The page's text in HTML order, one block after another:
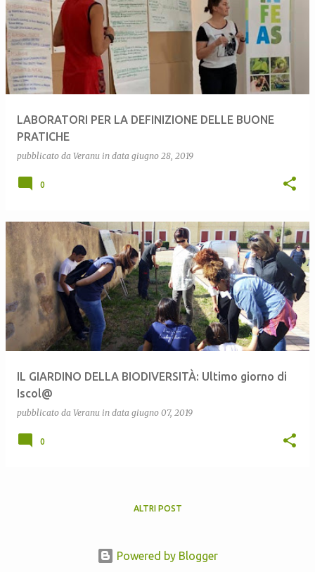
LABORATORI PER LA DEFINIZIONE DELLE BUONE
PRATICHE
pubblicato da Veranu in data giugno 28, 2019
0
IL GIARDINO DELLA BIODIVERSITÀ: Ultimo giorno di
Iscol@
pubblicato da Veranu in data giugno 07, 2019
0
ALTRI POST
Powered by Blogger